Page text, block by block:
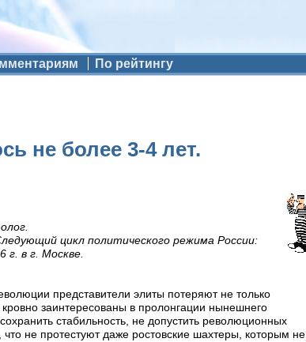
По рейтингу
не более 3-4 лет.
цикл политического режима России:
г. в г. Москве.
представители элиты потеряют не только
заинтересованы в пролонгации нынешнего
стабильность, не допустить революционных
не протестуют даже ростовские шахтеры, которым не